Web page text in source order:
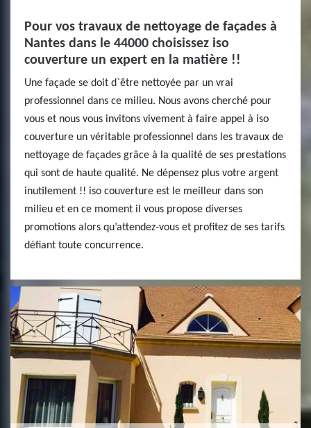
Pour vos travaux de nettoyage de façades à
Nantes dans le 44000 choisissez iso
couverture un expert en la matière !!
Une façade se doit d`être nettoyée par un vrai
professionnel dans ce milieu. Nous avons cherché pour
vous et nous vous invitons vivement à faire appel à iso
couverture un véritable professionnel dans les travaux de
nettoyage de façades grâce à la qualité de ses prestations
qui sont de haute qualité. Ne dépensez plus votre argent
inutilement !! iso couverture est le meilleur dans son
milieu et en ce moment il vous propose diverses
promotions alors qu’attendez-vous et profitez de ses tarifs
défiant toute concurrence.